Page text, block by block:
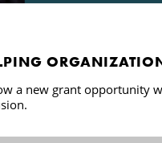
a new grant opportunity